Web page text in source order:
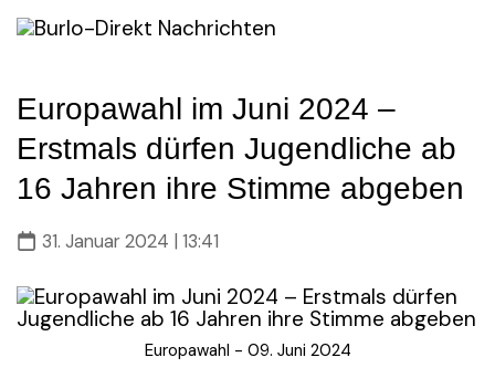
to
Europawahl im Juni 2024 –
Erstmals dürfen Jugendliche ab
16 Jahren ihre Stimme abgeben
31. Januar 2024 | 13:41
Europawahl - 09. Juni 2024